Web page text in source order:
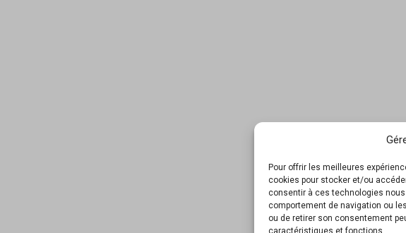
Pour offrir les meilleures
cookies pour stocker et/ou
consentir à ces technologies
comportement de navigation ou
ou de retirer son consentement
caractéristiques et fonctions.